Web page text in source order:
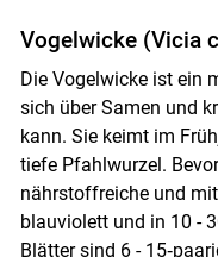
Vogelwicke (Vicia
Die Vogelwicke ist ein
sich über Samen und
kann. Sie keimt im
tiefe Pfahlwurzel.
nährstoffreiche und
blauviolett und in 10 -
Blätter sind 6 -